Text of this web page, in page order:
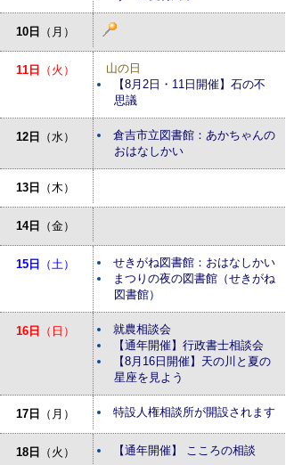
10日 （月）
11日 （火）
山の日
【8月2日・11日開催】石の不
思議
12日 （水）
倉吉市立図書館：あかちゃんの
おはなしかい
13日 （木）
14日 （金）
15日 （土）
せきがね図書館：おはなしかい
まつりの夜の図書館（せきがね
図書館）
16日 （日）
就農相談会
【通年開催】行政書士相談会
【8月16日開催】天の川と夏の
星座を見よう
17日 （月） 特設人権相談所が開設されます
18日 （火） 【通年開催】 こころの相談